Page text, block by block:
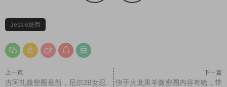
Jessie婕西
上一篇
古阿扎微密圈最新，尼尔2B女忍
下一篇
快手火龙果羊微密圈内容有啥，带